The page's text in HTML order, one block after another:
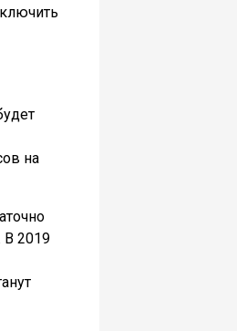
на
В 2019